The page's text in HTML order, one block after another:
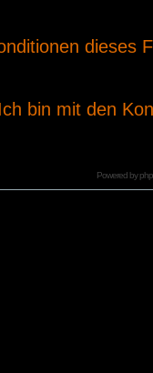
dieses
bin mit den
Powered by